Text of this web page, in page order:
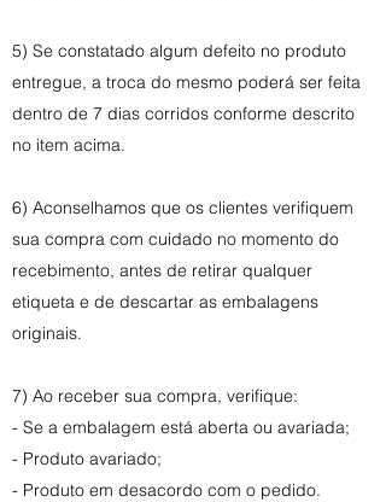
5) Se constatado algum defeito no produto
entregue, a troca do mesmo poderá ser feita
dentro de 7 dias corridos conforme descrito
no item acima.
6) Aconselhamos que os clientes verifiquem
sua compra com cuidado no momento do
recebimento, antes de retirar qualquer
etiqueta e de descartar as embalagens
originais.
7) Ao receber sua compra, verifique:
- Se a embalagem está aberta ou avariada;
- Produto avariado;
- Produto em desacordo com o pedido.